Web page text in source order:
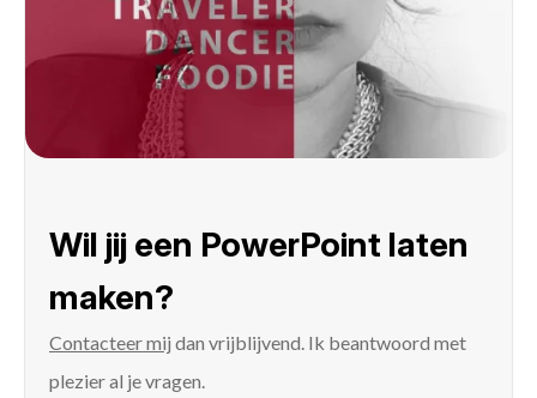
Wil jij een PowerPoint laten
maken?
Contacteer mij dan vrijblijvend. Ik beantwoord met
plezier al je vragen.